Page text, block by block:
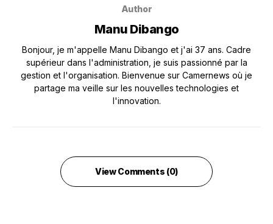
Author
Manu Dibango
Bonjour, je m'appelle Manu Dibango et j'ai 37 ans. Cadre
supérieur dans l'administration, je suis passionné par la
gestion et l'organisation. Bienvenue sur Camernews où je
partage ma veille sur les nouvelles technologies et
l'innovation.
View Comments (0)